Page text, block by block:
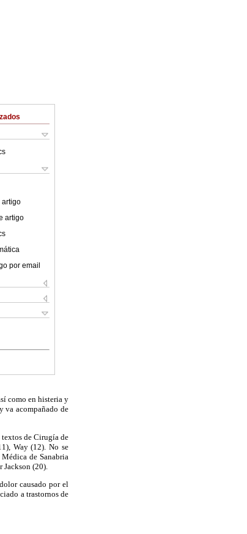
artigo
artigo
por email
como en histeria y
va acompañado de
de Cirugía de
Way (12). No se
de Sanabria
(20).
causado por el
a trastornos de